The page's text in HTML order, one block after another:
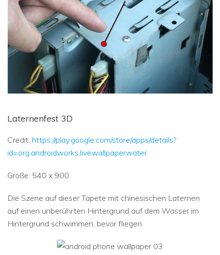
Laternenfest 3D
Credit: https://play.google.com/store/apps/details?
id=org.androidworks.livewallpaperwater
Größe: 540 x 900
Die Szene auf dieser Tapete mit chinesischen Laternen
auf einen unberührten Hintergrund auf dem Wasser im
Hintergrund schwimmen, bevor fliegen.